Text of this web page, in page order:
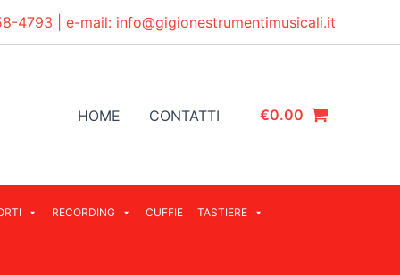
4793 | e-mail: info@gigionestrumentimusicali.it
HOME CONTATTI €0.00
RECORDING CUFFIE TASTIERE